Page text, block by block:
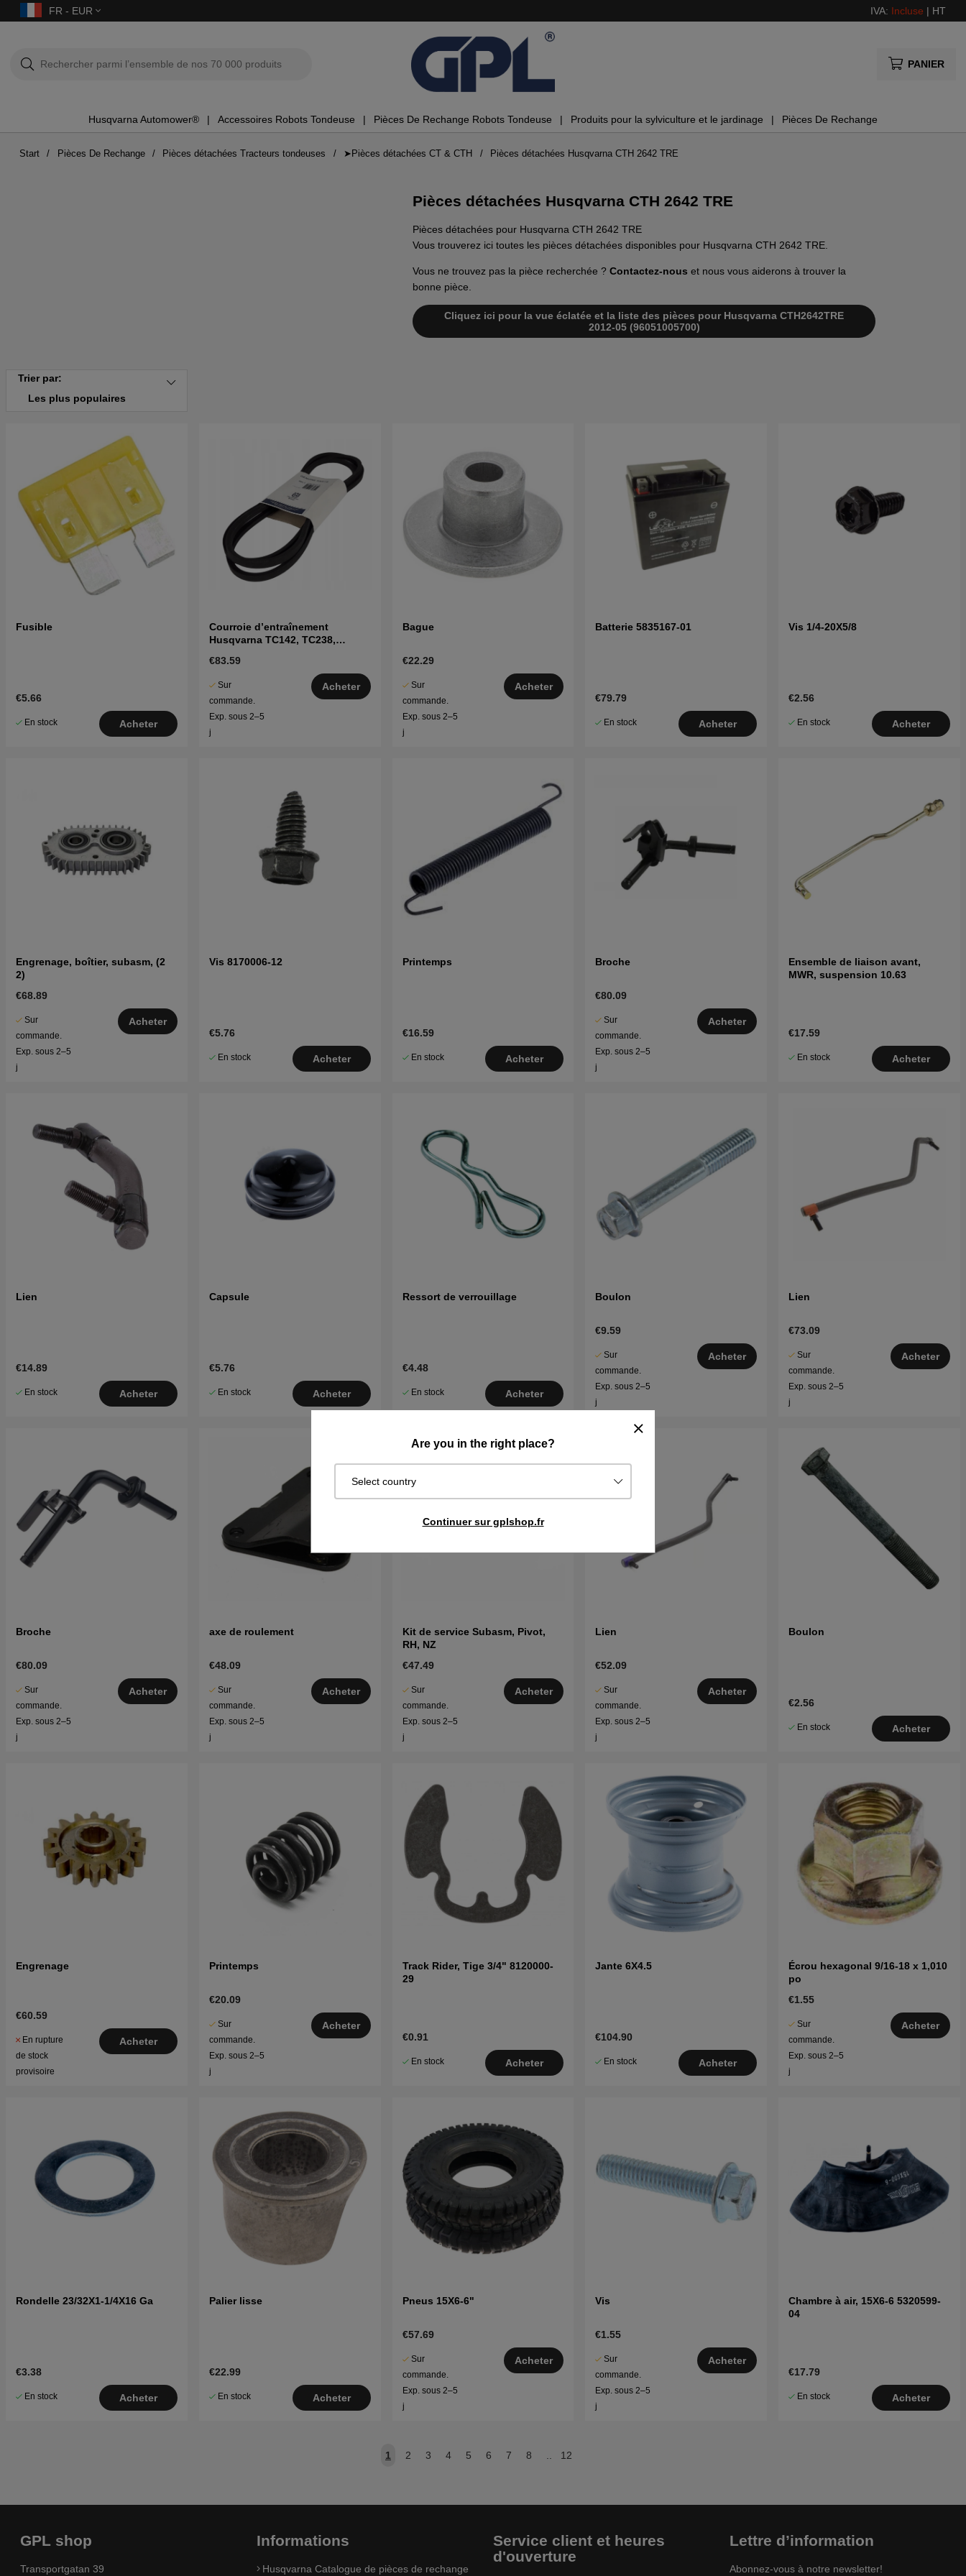
FR - EUR IVA: Incluse | HT
PANIER
Husqvarna Automower® Accessoires Robots Tondeuse Pièces De Rechange Robots Tondeuse Produits pour la sylviculture et le jardinage Pièces De Rechange
Are you in the right place?
Select country
Continuer sur gplshop.fr
Start Pièces De Rechange Pièces détachées Tracteurs tondeuses ➤Pièces détachées CT & CTH Pièces détachées Husqvarna CTH 2642 TRE
Pièces détachées Husqvarna CTH 2642 TRE
Pièces détachées pour Husqvarna CTH 2642 TRE
Vous trouverez ici toutes les pièces détachées disponibles pour Husqvarna CTH 2642 TRE.
Vous ne trouvez pas la pièce recherchée ? Contactez-nous et nous vous aiderons à trouver la
bonne pièce.
Cliquez ici pour la vue éclatée et la liste des pièces pour Husqvarna CTH2642TRE
2012-05 (96051005700)
Trier par:
Les plus populaires
Fusible
€5.66
En stock Acheter
Courroie d’entraînement
Husqvarna TC142, TC238,
€83.59
Sur
commande.
Exp. sous 2–5
j
Acheter
Bague
€22.29
Sur
commande.
Exp. sous 2–5
j
Acheter
Batterie 5835167-01
€79.79
En stock Acheter
Vis 1/4-20X5/8
€2.56
En stock Acheter
Engrenage, boîtier, subasm, (2
2)
€68.89
Sur
commande.
Exp. sous 2–5
j
Acheter
Vis 8170006-12
€5.76
En stock Acheter
Printemps
€16.59
En stock Acheter
Broche
€80.09
Sur
commande.
Exp. sous 2–5
j
Acheter
Ensemble de liaison avant,
MWR, suspension 10.63
€17.59
En stock Acheter
Lien
€14.89
En stock Acheter
Capsule
€5.76
En stock Acheter
Ressort de verrouillage
€4.48
En stock Acheter
Boulon
€9.59
Sur
commande.
Exp. sous 2–5
j
Acheter
Lien
€73.09
Sur
commande.
Exp. sous 2–5
j
Acheter
Broche
€80.09
Sur
commande.
Exp. sous 2–5
j
Acheter
axe de roulement
€48.09
Sur
commande.
Exp. sous 2–5
j
Acheter
Kit de service Subasm, Pivot,
RH, NZ
€47.49
Sur
commande.
Exp. sous 2–5
j
Acheter
Lien
€52.09
Sur
commande.
Exp. sous 2–5
j
Acheter
Boulon
€2.56
En stock Acheter
Engrenage
€60.59
En rupture
de stock
provisoire
Acheter
Printemps
€20.09
Sur
commande.
Exp. sous 2–5
j
Acheter
Track Rider, Tige 3/4" 8120000-
29
€0.91
En stock Acheter
Jante 6X4.5
€104.90
En stock Acheter
Écrou hexagonal 9/16-18 x 1,010
po
€1.55
Sur
commande.
Exp. sous 2–5
j
Acheter
Rondelle 23/32X1-1/4X16 Ga
€3.38
En stock Acheter
Palier lisse
€22.99
En stock Acheter
Pneus 15X6-6"
€57.69
Sur
commande.
Exp. sous 2–5
j
Acheter
Vis
€1.55
Sur
commande.
Exp. sous 2–5
j
Acheter
Chambre à air, 15X6-6 5320599-
04
€17.79
En stock Acheter
1 2 3 4 5 6 7 8 .. 12
GPL shop
Transportgatan 39
Informations
Husqvarna Catalogue de pièces de rechange
Service client et heures
d'ouverture
Lettre d’information
Abonnez-vous à notre newsletter!